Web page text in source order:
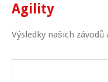
Agility
Výsledky našich závodů